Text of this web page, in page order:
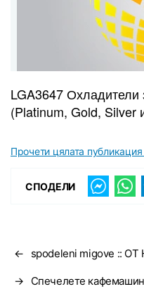
LGA3647 Охладители
(Platinum, Gold, Silver
Прочети цялата публикация
СПОДЕЛИ
← spodeleni migove ::
→ Спечелете